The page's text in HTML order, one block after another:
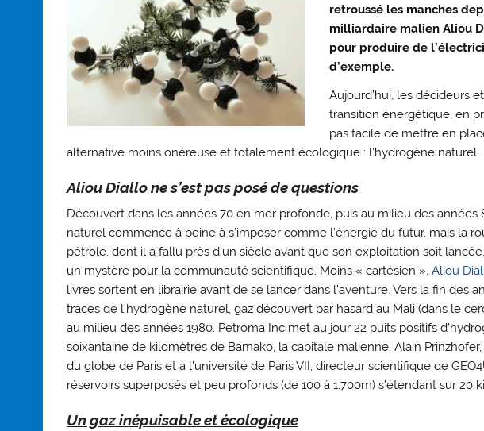
retroussé les manches
milliardaire malien Aliou
pour produire de
d’exemple.
Aujourd’hui, les décideurs
transition énergétique, en
pas facile de mettre en
alternative moins onéreuse et totalement écologique : l’hydrogène naturel.
Aliou Diallo ne s’est pas posé de questions
Découvert dans les années 70 en mer profonde, puis au milieu des années
naturel commence à peine à s’imposer comme l’énergie du futur, mais la
pétrole, dont il a fallu près d’un siècle avant que son exploitation soit
un mystère pour la communauté scientifique. Moins « cartésien »,Aliou
livres sortent en librairie avant de se lancer dans l’aventure. Vers la fin des
traces de l’hydrogène naturel, gaz découvert par hasard au Mali (dans le
au milieu des années 1980. Petroma Inc met au jour 22 puits positifs
soixantaine de kilomètres de Bamako, la capitale malienne. Alain
du globe de Paris et à l’université de Paris VII, directeur scientifique de
réservoirs superposés et peu profonds (de 100 à 1.700m) s’étendant sur 20
Un gaz inépuisable et écologique